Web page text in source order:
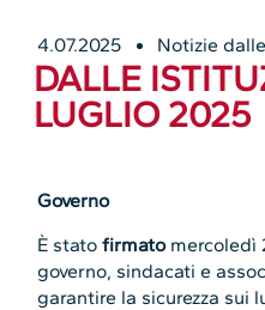
4.07.2025 Notizie
DALLE
LUGLIO 2025
Governo
È statofirmatomercoledì
governo, sindacati e
garantire la sicurezza sui